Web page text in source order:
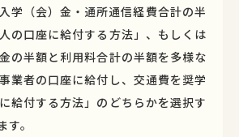
入学（会）金・通所通信経費合計の半
の口座に給付する方法」、もしくは
の半額と利用料合計の半額を多様な
業者の口座に給付し、交通費を奨学
給付する方法」のどちらかを選択す
。